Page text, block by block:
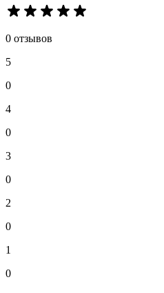
0 отзывов
5
0
4
0
3
0
2
0
1
0